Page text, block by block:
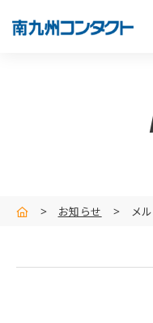
> お知らせ > メ